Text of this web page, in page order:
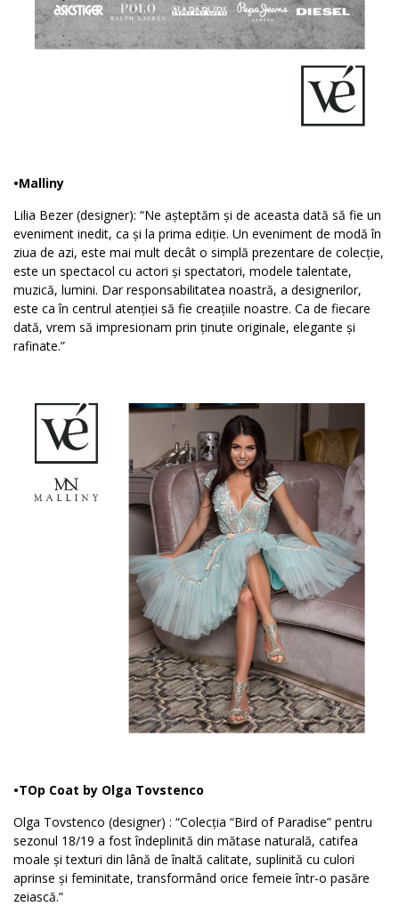
•Malliny
Lilia Bezer (designer): “Ne așteptăm și de aceasta dată să fie un
eveniment inedit, ca și la prima ediție. Un eveniment de modă în
ziua de azi, este mai mult decât o simplă prezentare de colecție,
este un spectacol cu actori și spectatori, modele talentate,
muzică, lumini. Dar responsabilitatea noastră, a designerilor,
este ca în centrul atenției să fie creațiile noastre. Ca de fiecare
dată, vrem să impresionam prin ținute originale, elegante și
rafinate.”
•TOp Coat by Olga Tovstenco
Olga Tovstenco (designer) : “Colecția “Bird of Paradise” pentru
sezonul 18/19 a fost îndeplinită din mătase naturală, catifea
moale și texturi din lână de înaltă calitate, suplinită cu culori
aprinse și feminitate, transformând orice femeie într-o pasăre
zeiască.”